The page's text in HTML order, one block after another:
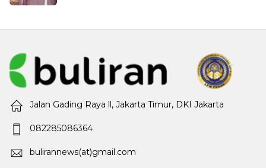
Jalan Gading Raya ll, Jakarta Timur, DKI Jakarta
082285086364
bulirannews(at)gmail.com